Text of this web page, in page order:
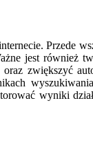
Przede
jest również
zwiększyć
wyniki